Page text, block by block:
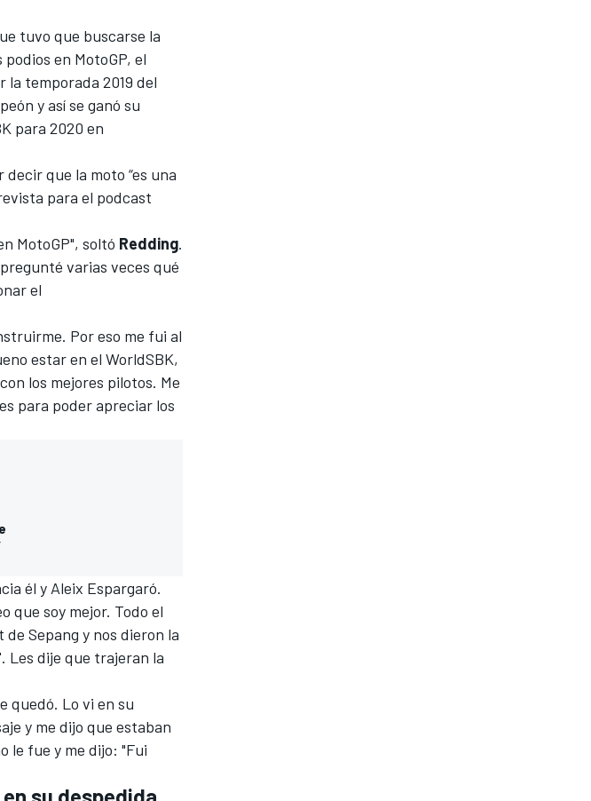
tuvo que buscarse la
en MotoGP, el
la temporada 2019 del
y así se ganó su
para 2020 en
que la moto “es una
para el podcast
MotoGP", soltó Redding.
varias veces qué
el
Por eso me fui al
estar en el WorldSBK,
los mejores pilotos. Me
para poder apreciar los
él y Aleix Espargaró.
que soy mejor. Todo el
Sepang y nos dieron la
Les dije que trajeran la
quedó. Lo vi en su
y me dijo que estaban
le fue y me dijo: "Fui